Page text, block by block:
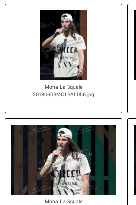
Moha La Squale
20180603MOLSAL056.jpg
Moha La Squale